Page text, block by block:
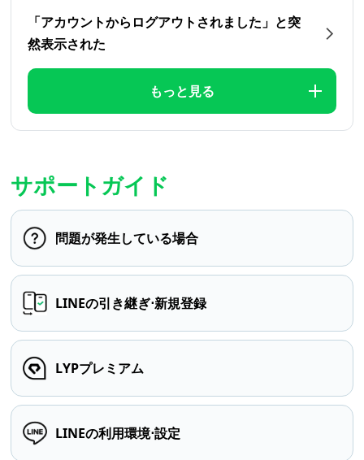
「アカウントからログアウトされました」と突
然表示された
もっと見る
サポートガイド
問題が発生している場合
LINEの引き継ぎ⋅新規登録
LYPプレミアム
LINEの利用環境⋅設定